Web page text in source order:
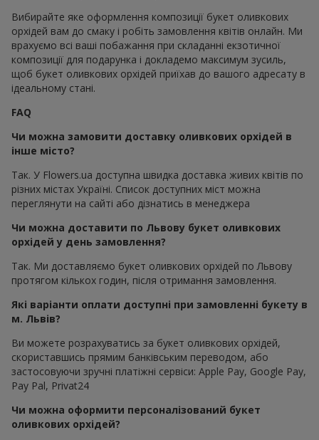
Вибирайте яке оформлення композиції букет оливкових
орхідей вам до смаку і робіть замовлення квітів онлайн. Ми
врахуємо всі ваші побажання при складанні екзотичної
композиції для подарунка і докладемо максимум зусиль,
щоб букет оливкових орхідей приїхав до вашого адресату в
ідеальному стані.
FAQ
Чи можна замовити доставку оливкових орхідей в
інше місто?
Так. У Flowers.ua доступна швидка доставка живих квітів по
різних містах Україні. Список доступних міст можна
переглянути на сайті або дізнатись в менеджера
Чи можна доставити по Львову букет оливкових
орхідей у день замовлення?
Так. Ми доставляємо букет оливкових орхідей по Львову
протягом кількох годин, після отримання замовлення.
Які варіанти оплати доступні при замовленні букету в
м. Львів?
Ви можете розрахуватись за букет оливкових орхідей,
скориставшись прямим банківським переводом, або
застосовуючи зручні платіжні сервіси: Apple Pay, Google Pay,
Pay Pal, Privat24
Чи можна оформити персоналізований букет
оливкових орхідей?